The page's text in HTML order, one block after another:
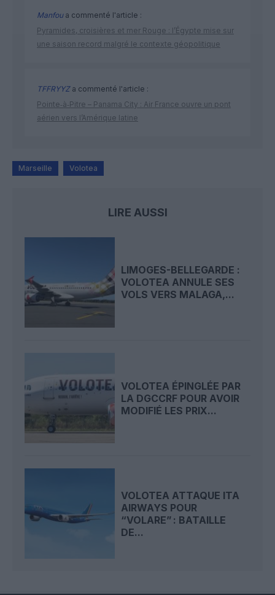
Manfoua commenté l'article :
Pyramides, croisières et mer Rouge : l’Égypte mise sur
une saison record malgré le contexte géopolitique
TFFRYYZa commenté l'article :
Pointe‑à‑Pitre – Panama City : Air France ouvre un pont
aérien vers l’Amérique latine
Marseille Volotea
LIRE AUSSI
LIMOGES-BELLEGARDE :
VOLOTEA ANNULE SES
VOLS VERS MALAGA,...
VOLOTEA ÉPINGLÉE PAR
LA DGCCRF POUR AVOIR
MODIFIÉ LES PRIX...
VOLOTEA ATTAQUE ITA
AIRWAYS POUR
“VOLARE” : BATAILLE
DE...